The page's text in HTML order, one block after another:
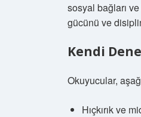
sosyal bağları
gücünü ve
Kendi
Okuyucular,
Hıçkırık ve